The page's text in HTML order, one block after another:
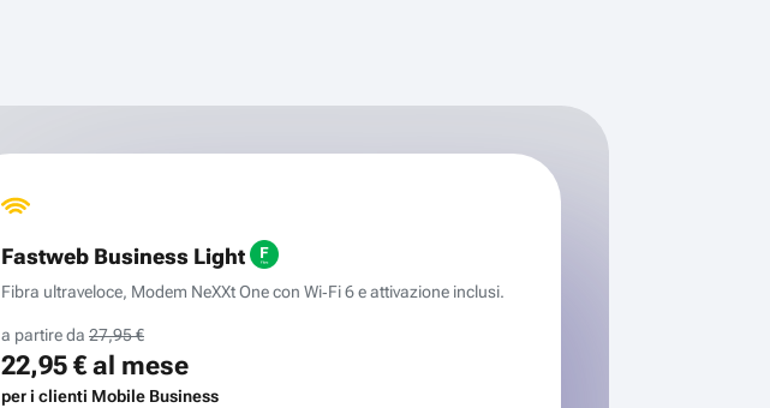
Fastweb Business Light
Fibra ultraveloce, Modem NeXXt One con Wi‑Fi 6 e attivazione inclusi.
a partire da 27,95 €
22,95 €al mese
per i clienti Mobile Business